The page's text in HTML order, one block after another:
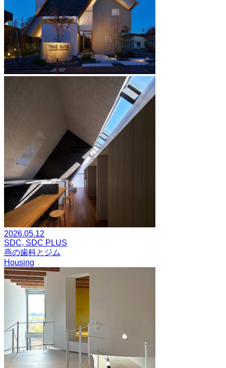
2026.05.12
SDC, SDC PLUS
燕の歯科とジム
Housing